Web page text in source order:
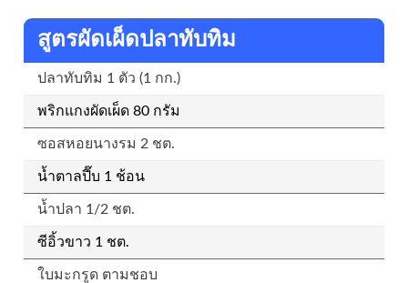
สูตรผัดเผ็ดปลาทับทิม
ปลาทับทิม 1 ตัว (1 กก.)
พริกแกงผัดเผ็ด 80 กรัม
ซอสหอยนางรม 2 ชต.
น้ำตาลปี๊บ 1 ช้อน
น้ำปลา 1/2 ชต.
ซีอิ้วขาว 1 ชต.
ใบมะกรูด ตามชอบ